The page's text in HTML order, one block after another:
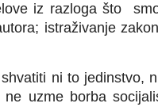
iz razloga što
istraživanje
ni to jedinstvo,
uzme borba